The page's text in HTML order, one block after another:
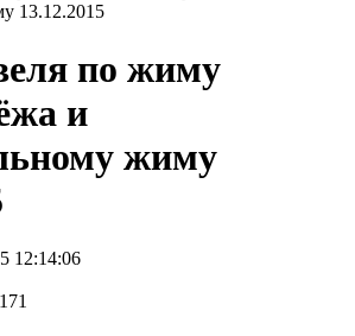
13.12.2015
по жиму
и
жиму
12:14:06